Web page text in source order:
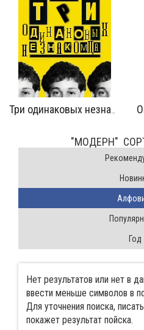
"МОДЕРН"
Год
Нет результатов или нет в
ввести меньше символов в
Для уточнения поиска,
покажет результат пойска.